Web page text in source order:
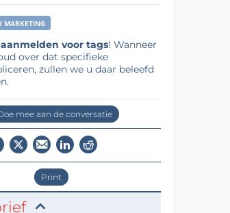
MARKETING
aanmelden voor tags! Wanneer
over dat specifieke
zullen we u daar beleefd
mee aan de conversatie
Print